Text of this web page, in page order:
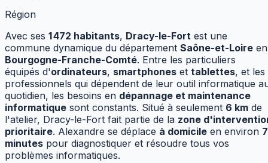
Région
Avec ses 1 472 habitants, Dracy-le-Fort est une
commune dynamique du département Saône-et-Loire en
Bourgogne-Franche-Comté. Entre les particuliers
équipés d'ordinateurs, smartphones et tablettes, et les
professionnels qui dépendent de leur outil informatique
quotidien, les besoins en dépannage et maintenance
informatique sont constants. Situé à seulement 6 km de
l'atelier, Dracy-le-Fort fait partie de la zone
prioritaire. Alexandre se déplace à domicile en environ 7
minutes pour diagnostiquer et résoudre tous vos
problèmes informatiques.